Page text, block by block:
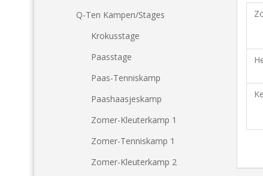
Q-Ten Kampen/Stages
Krokusstage
Paasstage
Paas-Tenniskamp
Paashaasjeskamp
Zomer-Kleuterkamp 1
Zomer-Tenniskamp 1
Zomer-Kleuterkamp 2